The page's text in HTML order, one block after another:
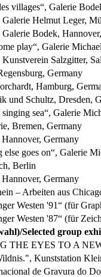
villages“, Galerie
Galerie Helmut Leger,
Bodek,
play“, Galerie
Salzgitter,
Germany
Hamburg,
und Schultz, Dresden,
singing sea“, Galerie
Bremen, Germany
Germany
else goes on“, Galerie
Berlin
Germany
– Arbeiten aus
Westen '91“ (für
Westen '87“ (für
Selected group
THE EYES TO A
Kunststation
de Gravura do